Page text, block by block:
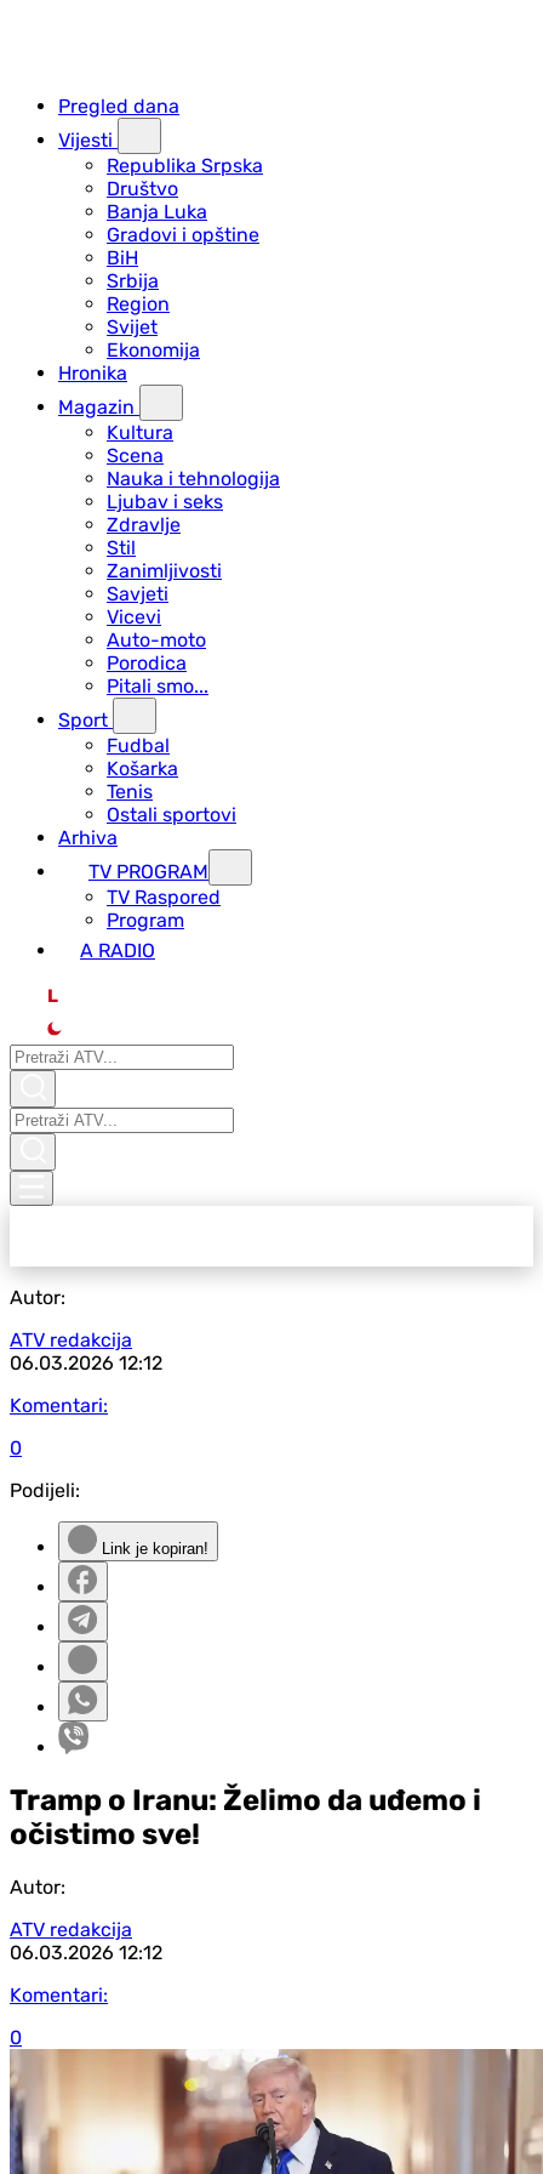
Pregled dana
Vijesti
Republika Srpska
Društvo
Banja Luka
Gradovi i opštine
BiH
Srbija
Region
Svijet
Ekonomija
Hronika
Magazin
Kultura
Scena
Nauka i tehnologija
Ljubav i seks
Zdravlje
Stil
Zanimljivosti
Savjeti
Vicevi
Auto-moto
Porodica
Pitali smo...
Sport
Fudbal
Košarka
Tenis
Ostali sportovi
Arhiva
TV PROGRAM
ТV Raspored
Program
A RADIO
L
Autor:
ATV redakcija
06.03.2026 12:12
Komentari:
0
Podijeli:
Link je kopiran!
Tramp o Iranu: Želimo da uđemo i
očistimo sve!
Autor:
ATV redakcija
06.03.2026 12:12
Komentari:
0